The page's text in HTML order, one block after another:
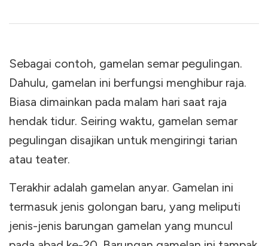
Sebagai contoh, gamelan semar pegulingan.
Dahulu, gamelan ini berfungsi menghibur raja.
Biasa dimainkan pada malam hari saat raja
hendak tidur. Seiring waktu, gamelan semar
pegulingan disajikan untuk mengiringi tarian
atau teater.
Terakhir adalah gamelan anyar. Gamelan ini
termasuk jenis golongan baru, yang meliputi
jenis-jenis barungan gamelan yang muncul